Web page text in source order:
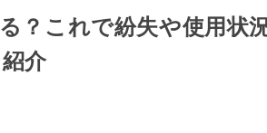
？これで紛失や使用状
介